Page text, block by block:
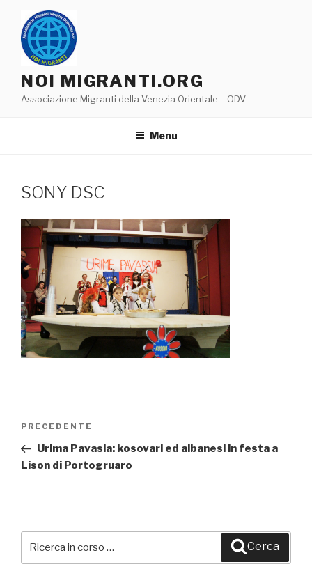
contenuto
NOI MIGRANTI.ORG
Associazione Migranti della Venezia Orientale – ODV
Menu
SONY DSC
Navigazione
Articolo
precedente:
PRECEDENTE
Urima Pavasia: kosovari ed albanesi in festa a
Lison di Portogruaro
Cerca